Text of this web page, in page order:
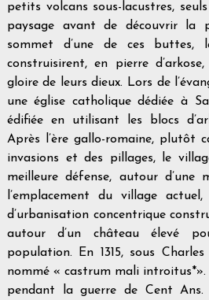
petits volcans sous-lacustres,
paysage avant de découvrir la
sommet d’une de ces buttes,
construisirent, en pierre
gloire de leurs dieux. Lors de
une église catholique dédiée à
édifiée en utilisant les blocs
Après l’ère gallo-romaine, plutôt
invasions et des pillages, le
meilleure défense, autour d’une
l’emplacement du village
d’urbanisation concentrique
autour d’un château élevé
population. En 1315, sous
nommé « castrum mali
pendant la guerre de Cent Ans.